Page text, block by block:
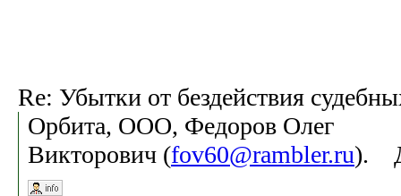
Re: Убытки от бездействия
Орбита, ООО, Федоров Олег
Викторович (fov60@rambler.ru).